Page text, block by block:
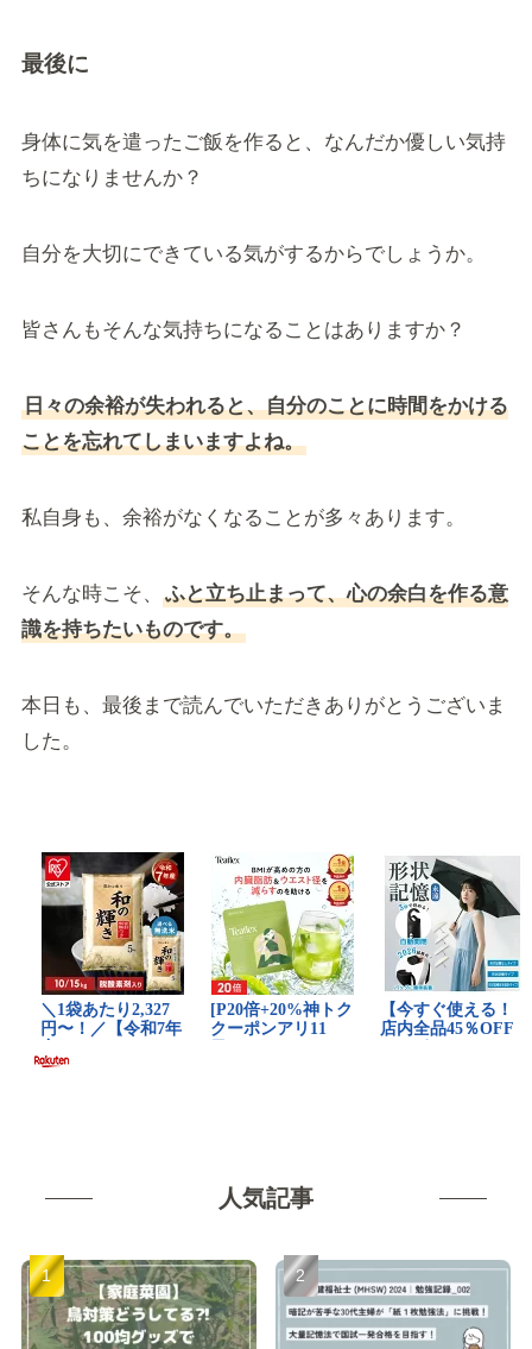
最後に
身体に気を遣ったご飯を作ると、なんだか優しい気持
ちになりませんか？
自分を大切にできている気がするからでしょうか。
皆さんもそんな気持ちになることはありますか？
日々の余裕が失われると、自分のことに時間をかける
ことを忘れてしまいますよね。
私自身も、余裕がなくなることが多々あります。
そんな時こそ、
ふと立ち止まって、心の余白を作る意
識を持ちたいものです。
本日も、最後まで読んでいただきありがとうございま
した。
人気記事